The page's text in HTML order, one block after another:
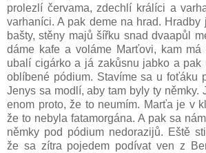
prolezlí červama, zdechlí králíci a
varhaníci. A pak deme na hrad. Hradby
bašty, stěny majů šířku snad dvaapůl
dáme kafe a voláme Marťovi, kam
ubalí cigárko a já zakůsnu jabko a pak
oblíbené pódium. Stavíme sa u foťáku
Jenys sa modlí, aby tam byly ty němky.
enom proto, že to neumím. Marťa je v
že to nebyla fatamorgána. A pak sa
němky pod pódium nedorazijů. Eště
že sa zítra pojedem podívat ven z